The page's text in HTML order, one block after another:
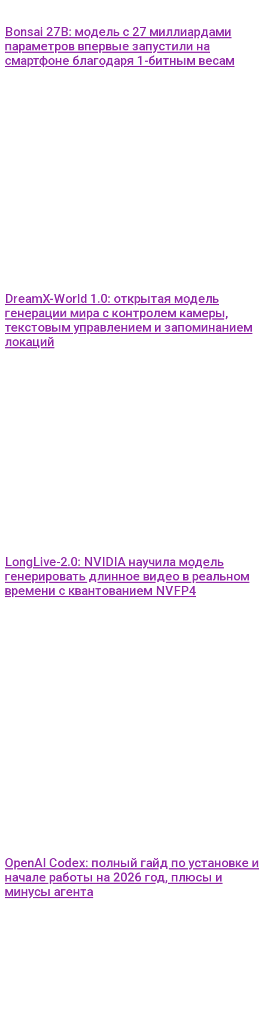
Bonsai 27B: модель с 27 миллиардами
параметров впервые запустили на
смартфоне благодаря 1-битным весам
DreamX-World 1.0: открытая модель
генерации мира с контролем камеры,
текстовым управлением и запоминанием
локаций
LongLive-2.0: NVIDIA научила модель
генерировать длинное видео в реальном
времени с квантованием NVFP4
OpenAI Codex: полный гайд по установке и
начале работы на 2026 год, плюсы и
минусы агента